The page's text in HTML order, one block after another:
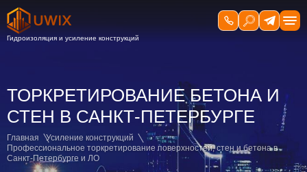
ТОРКРЕТИРОВАНИЕ БЕТОНА И
СТЕН В САНКТ-ПЕТЕРБУРГЕ
Главная
Усиление конструкций
Профессиональное торкретирование поверхностей, стен и бетона в
Санкт-Петербурге и ЛО